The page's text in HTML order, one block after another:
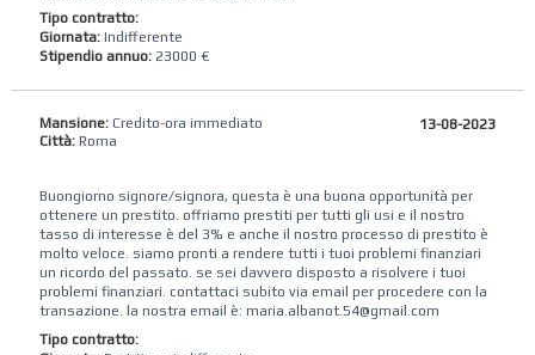
Tipo contratto:
Giornata: Indifferente
Stipendio annuo: 23000 €
Mansione:Credito-ora immediato
Città:Roma
13-08-2023
Buongiorno signore/signora, questa è una buona opportunità per
ottenere un prestito. offriamo prestiti per tutti gli usi e il nostro
tasso di interesse è del 3% e anche il nostro processo di prestito è
molto veloce. siamo pronti a rendere tutti i tuoi problemi finanziari
un ricordo del passato. se sei davvero disposto a risolvere i tuoi
problemi finanziari. contattaci subito via email per procedere con la
transazione. la nostra email è: maria.albanot.54@gmail.com
Tipo contratto: